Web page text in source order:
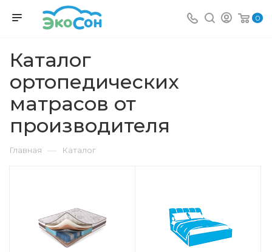
0
Каталог
ортопедических
матрасов от
производителя
Главная — Каталог